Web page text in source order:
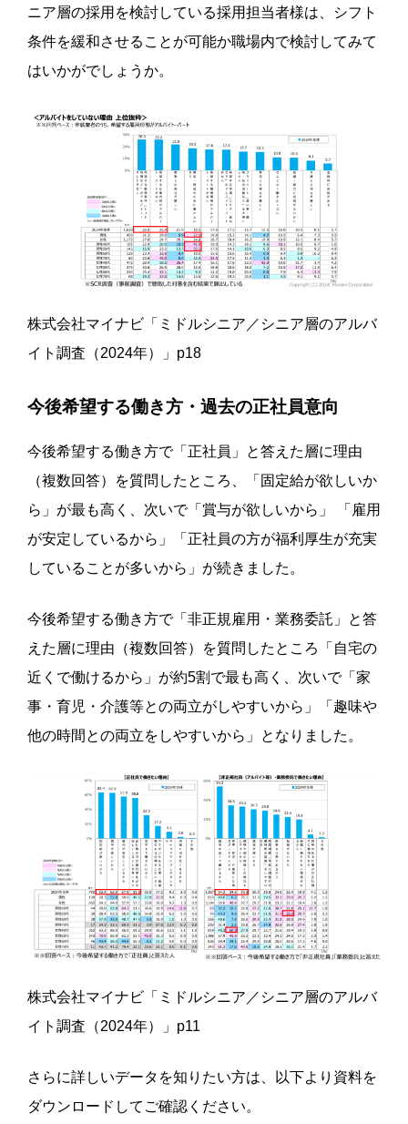
ニア層の採用を検討している採用担当者様は、シフト
条件を緩和させることが可能か職場内で検討してみて
はいかがでしょうか。
株式会社マイナビ「ミドルシニア／シニア層のアルバ
イト調査（2024年）」p18
今後希望する働き方・過去の正社員意向
今後希望する働き方で「正社員」と答えた層に理由
（複数回答）を質問したところ、「固定給が欲しいか
ら」が最も高く、次いで「賞与が欲しいから」 「雇用
が安定しているから」「正社員の方が福利厚生が充実
していることが多いから」が続きました。
今後希望する働き方で「非正規雇用・業務委託」と答
えた層に理由（複数回答）を質問したところ「自宅の
近くで働けるから」が約5割で最も高く、次いで「家
事・育児・介護等との両立がしやすいから」「趣味や
他の時間との両立をしやすいから」となりました。
株式会社マイナビ「ミドルシニア／シニア層のアルバ
イト調査（2024年）」p11
さらに詳しいデータを知りたい方は、以下より資料を
ダウンロードしてご確認ください。